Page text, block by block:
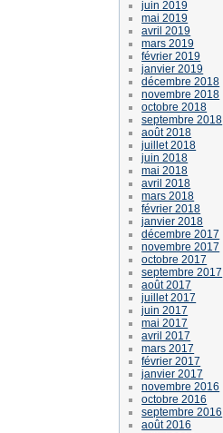
juin 2019
mai 2019
avril 2019
mars 2019
février 2019
janvier 2019
décembre 2018
novembre 2018
octobre 2018
septembre 2018
août 2018
juillet 2018
juin 2018
mai 2018
avril 2018
mars 2018
février 2018
janvier 2018
décembre 2017
novembre 2017
octobre 2017
septembre 2017
août 2017
juillet 2017
juin 2017
mai 2017
avril 2017
mars 2017
février 2017
janvier 2017
novembre 2016
octobre 2016
septembre 2016
août 2016